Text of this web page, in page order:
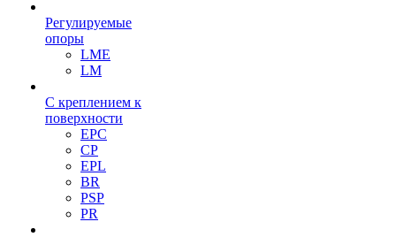
Регулируемые
опоры
LME
LM
С креплением к
поверхности
EPC
CP
EPL
BR
PSP
PR